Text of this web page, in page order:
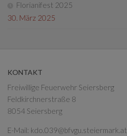
Florianifest 2025
30. März 2025
KONTAKT
Freiwillige Feuerwehr Seiersberg
Feldkirchnerstraße 8
8054 Seiersberg
E-Mail: kdo.039@bfvgu.steiermark.at